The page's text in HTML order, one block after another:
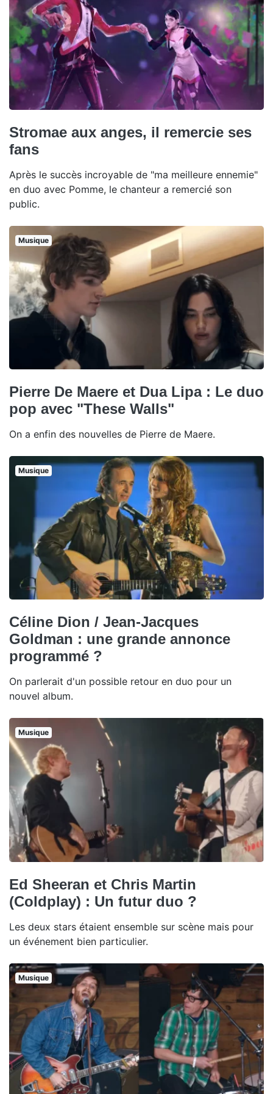
Stromae aux anges, il remercie ses
fans
Après le succès incroyable de "ma meilleure ennemie"
en duo avec Pomme, le chanteur a remercié son
public.
Musique
Pierre De Maere et Dua Lipa : Le duo
pop avec "These Walls"
On a enfin des nouvelles de Pierre de Maere.
Musique
Céline Dion / Jean-Jacques
Goldman : une grande annonce
programmé ?
On parlerait d'un possible retour en duo pour un
nouvel album.
Musique
Ed Sheeran et Chris Martin
(Coldplay) : Un futur duo ?
Les deux stars étaient ensemble sur scène mais pour
un événement bien particulier.
Musique